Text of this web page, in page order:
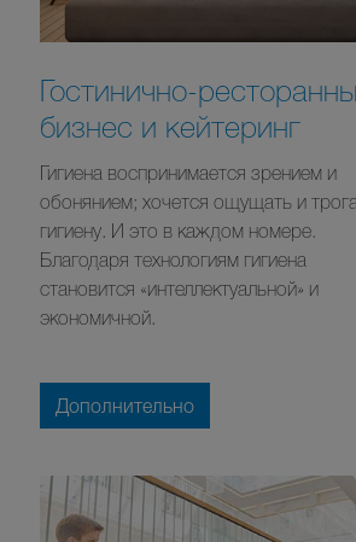
Гостинично-
бизнес и кейтеринг
Гигиена воспринимается зрением и
обонянием; хочется ощущать и
гигиену. И это в каждом номере.
Благодаря технологиям гигиена
становится «интеллектуальной» и
экономичной.
Дополнительно